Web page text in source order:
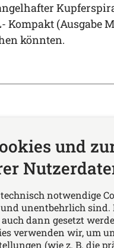
Kompakt (Ausgabe
könnten.
in
Folgen Sie
und
notwendige
unentbehrlich sind.
dann gesetzt
verwenden wir, um
(wie z. B. die